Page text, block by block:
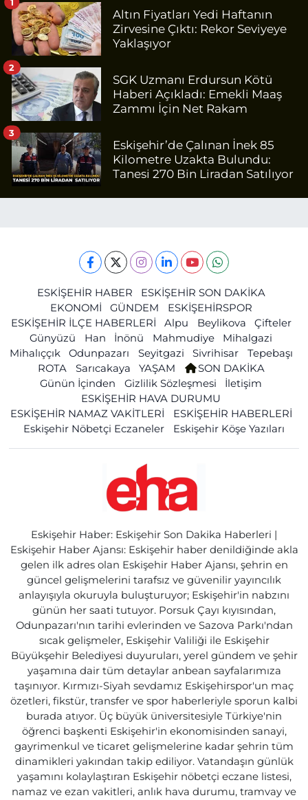
Altın Fiyatları Yedi Haftanın
Zirvesine Çıktı: Rekor Seviyeye
Yaklaşıyor
SGK Uzmanı Erdursun Kötü
Haberi Açıkladı: Emekli Maaş
Zammı İçin Net Rakam
2
Eskişehir’de Çalınan İnek 85
Kilometre Uzakta Bulundu:
Tanesi 270 Bin Liradan Satılıyor
3
ESKİŞEHİR HABER
ESKİŞEHİR SON DAKİKA
EKONOMİ
GÜNDEM
ESKİŞEHİRSPOR
ESKİŞEHİR İLÇE HABERLERİ
Alpu Beylikova
Çifteler
Günyüzü
Han İnönü Mahmudiye
Mihalgazi
Mihalıççık
Odunpazarı Seyitgazi Sivrihisar
Tepebaşı
ROTA
Sarıcakaya YAŞAM
SON DAKİKA
Günün İçinden
Gizlilik Sözleşmesi
İletişim
ESKİŞEHİR HAVA DURUMU
ESKİŞEHİR NAMAZ VAKİTLERİ
ESKİŞEHİR HABERLERİ
Eskişehir Nöbetçi Eczaneler
Eskişehir Köşe Yazıları
Eskişehir Haber: Eskişehir Son Dakika Haberleri |
Eskişehir Haber Ajansı: Eskişehir haber denildiğinde akla
gelen ilk adres olan Eskişehir Haber Ajansı, şehrin en
güncel gelişmelerini tarafsız ve güvenilir yayıncılık
anlayışıyla okuruyla buluşturuyor; Eskişehir'in nabzını
günün her saati tutuyor. Porsuk Çayı kıyısından,
Odunpazarı'nın tarihi evlerinden ve Sazova Parkı'ndan
sıcak gelişmeler, Eskişehir Valiliği ile Eskişehir
Büyükşehir Belediyesi duyuruları, yerel gündem ve şehir
yaşamına dair tüm detaylar anbean sayfalarımıza
taşınıyor. Kırmızı-Siyah sevdamız Eskişehirspor'un maç
özetleri, fikstür, transfer ve spor haberleriyle sporun kalbi
burada atıyor. Üç büyük üniversitesiyle Türkiye'nin
öğrenci başkenti Eskişehir'in ekonomisinden sanayi,
gayrimenkul ve ticaret gelişmelerine kadar şehrin tüm
dinamikleri yakından takip ediliyor. Vatandaşın günlük
yaşamını kolaylaştıran Eskişehir nöbetçi eczane listesi,
namaz ve ezan vakitleri, anlık hava durumu, tramvay ve